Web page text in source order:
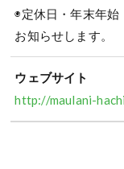
◉定休日・年末年始
お知らせします。
ウェブサイト
http://maulani-